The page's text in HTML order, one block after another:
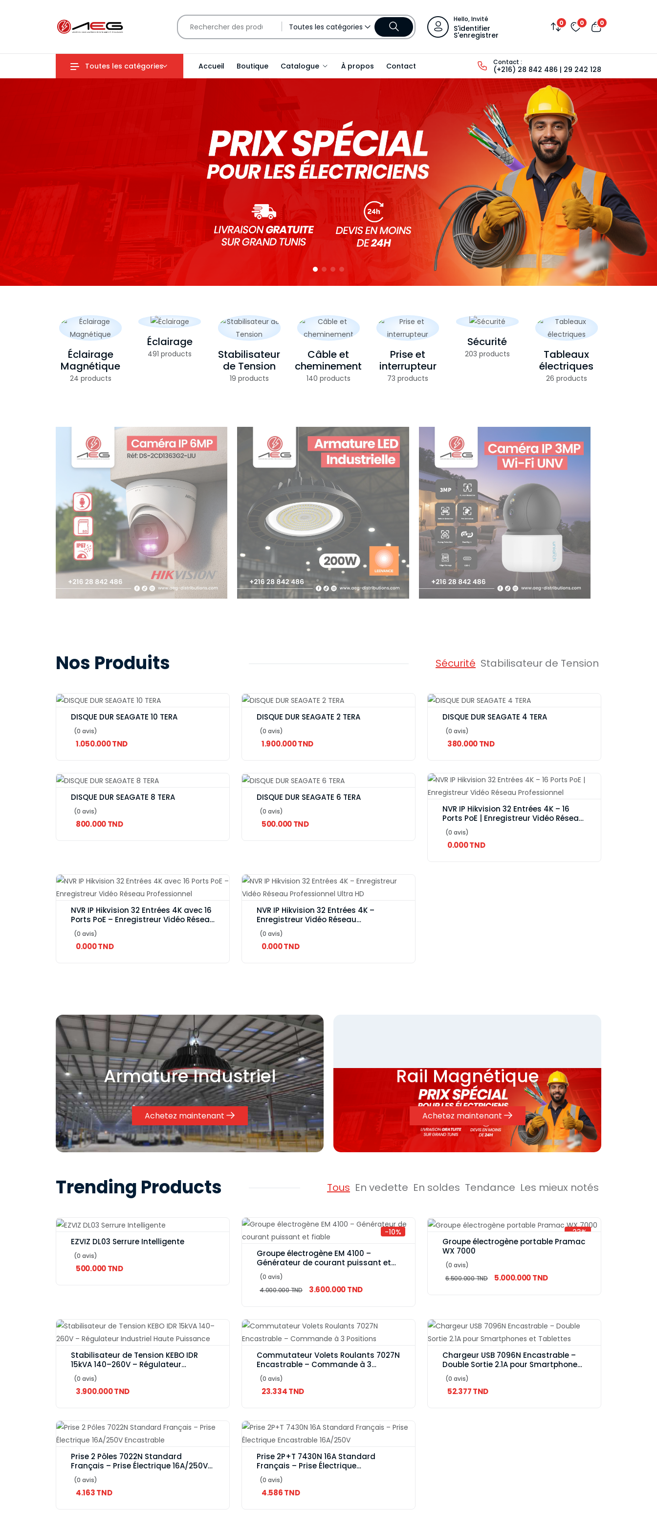
Toutes les catégories
Hello, Invité
S'identifier
S'enregistrer
0 0 0
Toutes les catégories Accueil Boutique Catalogue À propos Contact Contact :
(+216) 28 842 486 | 29 242 128
Éclairage
Magnétique
24 products
Éclairage
491 products
Stabilisateur
de Tension
19 products
Câble et
cheminement
140 products
Prise et
interrupteur
73 products
Sécurité
203 products
Tableaux
électriques
26 products
Nos Produits Sécurité Stabilisateur de Tension
DISQUE DUR SEAGATE 10 TERA
(0 avis)
1.050.000 TND
DISQUE DUR SEAGATE 2 TERA
(0 avis)
1.900.000 TND
DISQUE DUR SEAGATE 4 TERA
(0 avis)
380.000 TND
DISQUE DUR SEAGATE 8 TERA
(0 avis)
800.000 TND
DISQUE DUR SEAGATE 6 TERA
(0 avis)
500.000 TND
NVR IP Hikvision 32 Entrées 4K – 16
Ports PoE | Enregistreur Vidéo Réseau
Professionnel
(0 avis)
0.000 TND
NVR IP Hikvision 32 Entrées 4K avec 16
Ports PoE – Enregistreur Vidéo Réseau
Professionnel
(0 avis)
0.000 TND
NVR IP Hikvision 32 Entrées 4K –
Enregistreur Vidéo Réseau
Professionnel Ultra HD
(0 avis)
0.000 TND
Armature Industriel
Achetez maintenant
Rail Magnétique
Achetez maintenant
Trending Products Tous En vedette En soldes Tendance Les mieux notés
EZVIZ DL03 Serrure Intelligente
(0 avis)
500.000 TND
-10%
Groupe électrogène EM 4100 –
Générateur de courant puissant et
fiable
(0 avis)
4.000.000 TND
3.600.000 TND
-23%
Groupe électrogène portable Pramac
WX 7000
(0 avis)
6.500.000 TND
5.000.000 TND
Stabilisateur de Tension KEBO IDR
15kVA 140–260V – Régulateur
Industriel Haute Puissance
(0 avis)
3.900.000 TND
Commutateur Volets Roulants 7027N
Encastrable – Commande à 3
Positions
(0 avis)
23.334 TND
Chargeur USB 7096N Encastrable –
Double Sortie 2.1A pour Smartphones
et Tablettes
(0 avis)
52.377 TND
Prise 2 Pôles 7022N Standard
Français – Prise Électrique 16A/250V
Encastrable
(0 avis)
4.163 TND
Prise 2P+T 7430N 16A Standard
Français – Prise Électrique
Encastrable 16A/250V
(0 avis)
4.586 TND